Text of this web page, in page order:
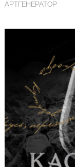
АРТГЕНЕРАТОР